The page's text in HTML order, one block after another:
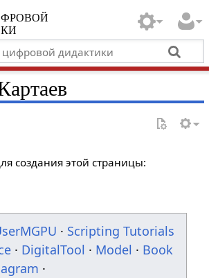
создания этой страницы:
· Scripting Tutorials
· DigitalTool · Model · Book
·